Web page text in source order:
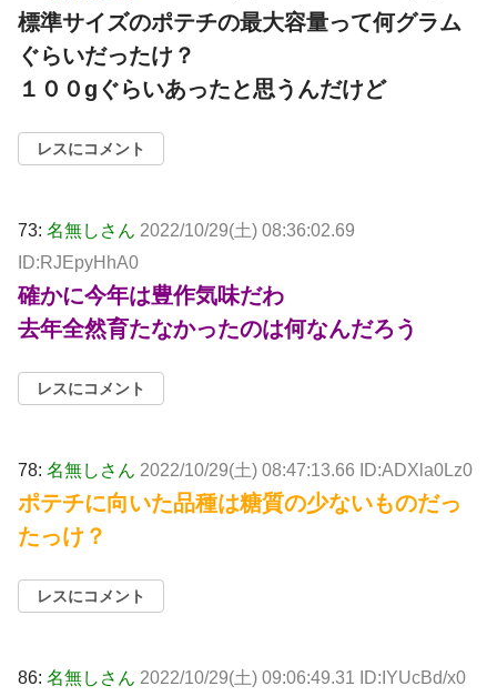
標準サイズのポテチの最大容量って何グラム
ぐらいだったけ？
１００gぐらいあったと思うんだけど
レスにコメント
73: 名無しさん 2022/10/29(土) 08:36:02.69
ID:RJEpyHhA0
確かに今年は豊作気味だわ
去年全然育たなかったのは何なんだろう
レスにコメント
78: 名無しさん 2022/10/29(土) 08:47:13.66 ID:ADXla0Lz0
ポテチに向いた品種は糖質の少ないものだっ
たっけ？
レスにコメント
86: 名無しさん 2022/10/29(土) 09:06:49.31 ID:IYUcBd/x0